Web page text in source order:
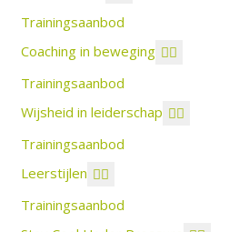
Trainingsaanbod
Coaching in beweging
Trainingsaanbod
Wijsheid in leiderschap
Trainingsaanbod
Leerstijlen
Trainingsaanbod